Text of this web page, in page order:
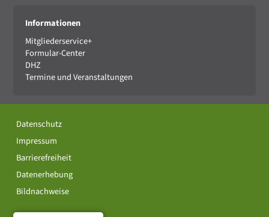
Informationen
Mitgliederservice+
Formular-Center
DHZ
Termine und Veranstaltungen
Datenschutz
Impressum
Barrierefreiheit
Datenerhebung
Bildnachweise